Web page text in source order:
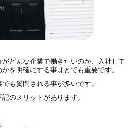
どんな企業で働きたいのか、入社して
を明確にする事はとても重要です。
も質問される事が多いです。
のメリットがあります。